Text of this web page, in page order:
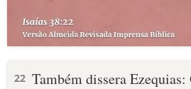
22 Também dissera